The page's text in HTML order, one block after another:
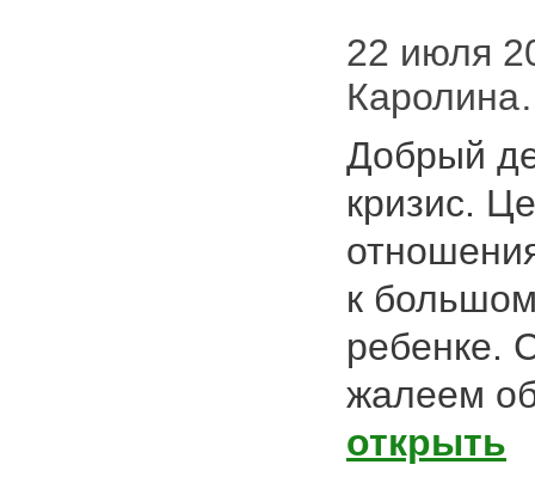
22 июля
Добрый
кризис.
к
ребенке.
жалеем
открыть